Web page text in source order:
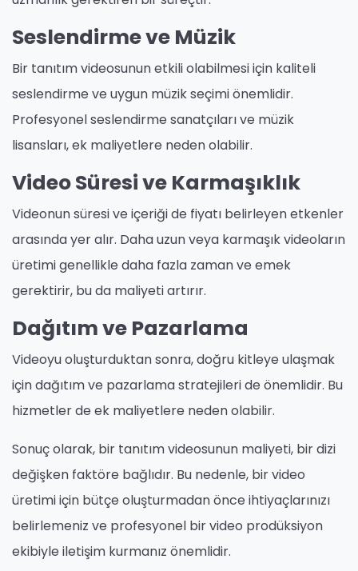
Seslendirme ve Müzik
Bir tanıtım videosunun etkili olabilmesi için kaliteli
seslendirme ve uygun müzik seçimi önemlidir.
Profesyonel seslendirme sanatçıları ve müzik
lisansları, ek maliyetlere neden olabilir.
Video Süresi ve Karmaşıklık
Videonun süresi ve içeriği de fiyatı belirleyen etkenler
arasında yer alır. Daha uzun veya karmaşık videoların
üretimi genellikle daha fazla zaman ve emek
gerektirir, bu da maliyeti artırır.
Dağıtım ve Pazarlama
Videoyu oluşturduktan sonra, doğru kitleye ulaşmak
için dağıtım ve pazarlama stratejileri de önemlidir. Bu
hizmetler de ek maliyetlere neden olabilir.
Sonuç olarak, bir tanıtım videosunun maliyeti, bir dizi
değişken faktöre bağlıdır. Bu nedenle, bir video
üretimi için bütçe oluşturmadan önce ihtiyaçlarınızı
belirlemeniz ve profesyonel bir video prodüksiyon
ekibiyle iletişim kurmanız önemlidir.